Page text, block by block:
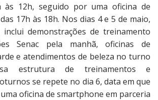
às 12h, seguido por uma oficina de
17h às 18h. Nos dias 4 e 5 de maio,
demonstrações de treinamento
Senac pela manhã, oficinas de
e atendimentos de beleza no turno
estrutura de treinamentos e
se repete no dia 6, data em que
oficina de smartphone em parceria